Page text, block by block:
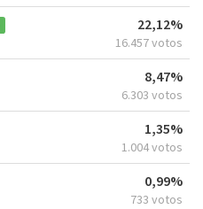
22,12%
16.457 votos
8,47%
6.303 votos
1,35%
1.004 votos
0,99%
733 votos